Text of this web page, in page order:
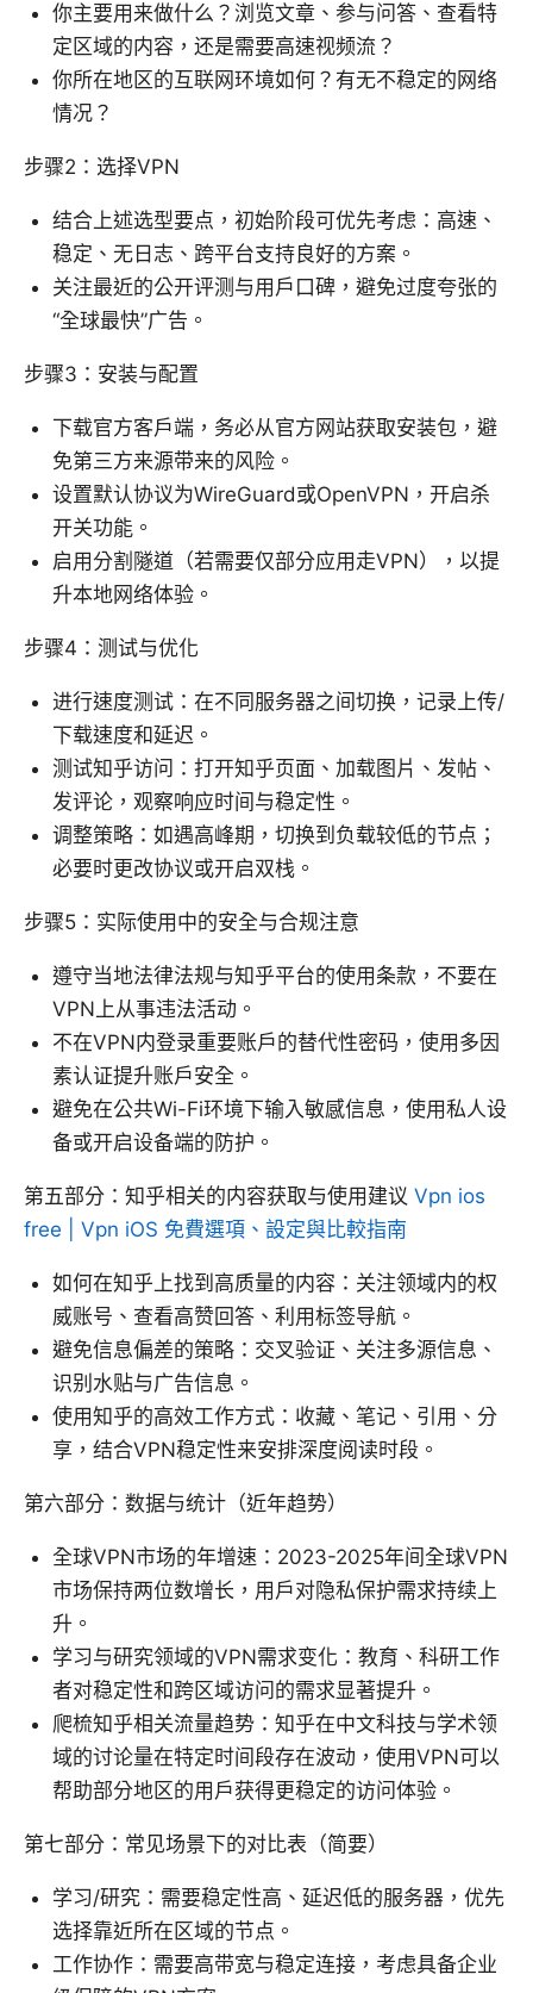
你主要用来做什么？浏览文章、参与问答、查看特
定区域的内容，还是需要高速视频流？
你所在地区的互联网环境如何？有无不稳定的网络
情况？
步骤2：选择VPN
结合上述选型要点，初始阶段可优先考虑：高速、
稳定、无日志、跨平台支持良好的方案。
关注最近的公开评测与用户口碑，避免过度夸张的
“全球最快”广告。
步骤3：安装与配置
下载官方客户端，务必从官方网站获取安装包，避
免第三方来源带来的风险。
设置默认协议为WireGuard或OpenVPN，开启杀
开关功能。
启用分割隧道（若需要仅部分应用走VPN），以提
升本地网络体验。
步骤4：测试与优化
进行速度测试：在不同服务器之间切换，记录上传/
下载速度和延迟。
测试知乎访问：打开知乎页面、加载图片、发帖、
发评论，观察响应时间与稳定性。
调整策略：如遇高峰期，切换到负载较低的节点；
必要时更改协议或开启双栈。
步骤5：实际使用中的安全与合规注意
遵守当地法律法规与知乎平台的使用条款，不要在
VPN上从事违法活动。
不在VPN内登录重要账户的替代性密码，使用多因
素认证提升账户安全。
避免在公共Wi-Fi环境下输入敏感信息，使用私人设
备或开启设备端的防护。
第五部分：知乎相关的内容获取与使用建议 Vpn ios
free | Vpn iOS 免費選項、設定與比較指南
如何在知乎上找到高质量的内容：关注领域内的权
威账号、查看高赞回答、利用标签导航。
避免信息偏差的策略：交叉验证、关注多源信息、
识别水贴与广告信息。
使用知乎的高效工作方式：收藏、笔记、引用、分
享，结合VPN稳定性来安排深度阅读时段。
第六部分：数据与统计（近年趋势）
全球VPN市场的年增速：2023-2025年间全球VPN
市场保持两位数增长，用户对隐私保护需求持续上
升。
学习与研究领域的VPN需求变化：教育、科研工作
者对稳定性和跨区域访问的需求显著提升。
爬梳知乎相关流量趋势：知乎在中文科技与学术领
域的讨论量在特定时间段存在波动，使用VPN可以
帮助部分地区的用户获得更稳定的访问体验。
第七部分：常见场景下的对比表（简要）
学习/研究：需要稳定性高、延迟低的服务器，优先
选择靠近所在区域的节点。
工作协作：需要高带宽与稳定连接，考虑具备企业